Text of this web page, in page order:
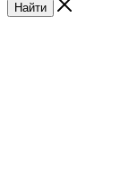
Найти